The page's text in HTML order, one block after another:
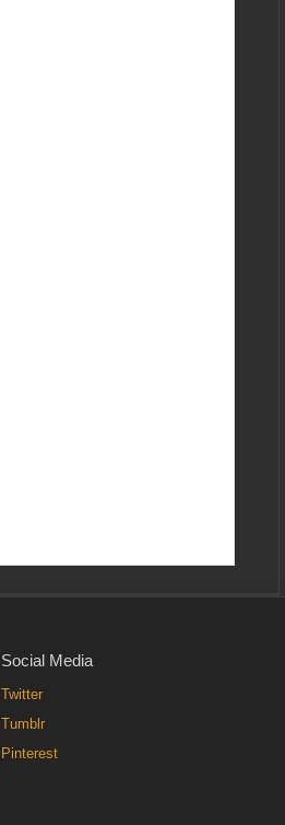
Social Media
Twitter
Tumblr
Pinterest